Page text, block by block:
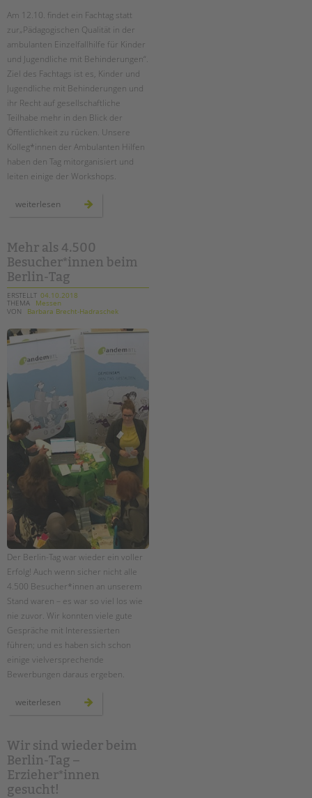
Am 12.10. findet ein Fachtag statt
zur„Pädagogischen Qualität in der
ambulanten Einzelfallhilfe für Kinder
und Jugendliche mit Behinderungen“.
Ziel des Fachtags ist es, Kinder und
Jugendliche mit Behinderungen und
ihr Recht auf gesellschaftliche
Teilhabe mehr in den Blick der
Öffentlichkeit zu rücken. Unsere
Kolleg*innen der Ambulanten Hilfen
haben den Tag mitorganisiert und
leiten einige der Workshops.
weiterlesen fachtag:
pädagogische
ambulanten
einzelfallhilfe
Mehr als 4.500
Besucher*innen beim
Berlin-Tag
ERSTELLT 04.10.2018
THEMA
Messen
VON
Barbara Brecht-Hadraschek
Der Berlin-Tag war wieder ein voller
Erfolg! Auch wenn sicher nicht alle
4.500 Besucher*innen an unserem
Stand waren – es war so viel los wie
nie zuvor. Wir konnten viele gute
Gespräche mit Interessierten
führen; und es haben sich schon
einige vielversprechende
Bewerbungen daraus ergeben.
weiterlesen
berlin-
tag
Wir sind wieder beim
Berlin-Tag –
Erzieher*innen
gesucht!